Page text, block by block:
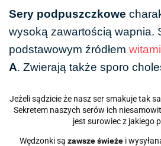
Sery podpuszczkowe
wysoką zawartością wapnia.
podstawowym źródłem
A. Zwierają także sporo
Jeżeli sądzicie że nasz ser smakuje tak
Sekretem naszych serów ich
jest surowiec z jakiego
Wędzonki są zawsze świeżei